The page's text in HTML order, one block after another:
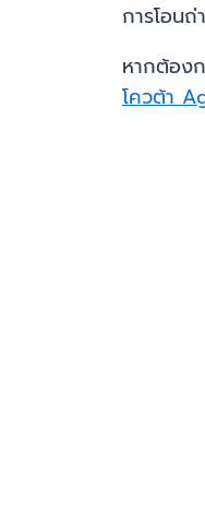
การโอน
หากต้อง
โควต้า